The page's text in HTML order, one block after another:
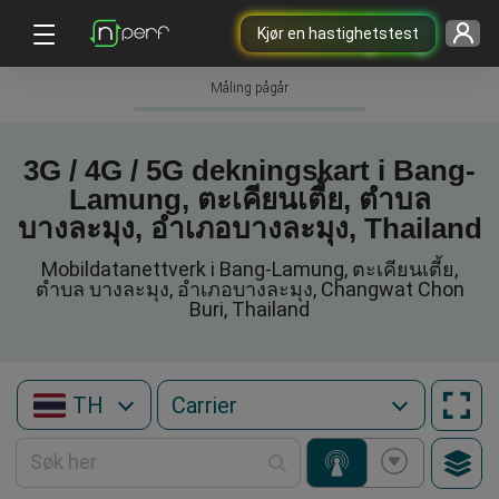
Kjør en hastighetstest
Måling pågår
3G / 4G / 5G dekningskart i Bang-
Lamung, ตะเคียนเตี้ย, ตำบล
บางละมุง, อำเภอบางละมุง, Thailand
Mobildatanettverk i Bang-Lamung, ตะเคียนเตี้ย,
ตำบล บางละมุง, อำเภอบางละมุง, Changwat Chon
Buri, Thailand
TH